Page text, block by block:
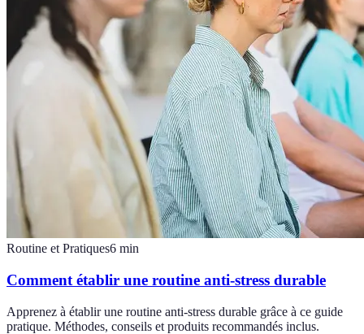
Routine et Pratiques6 min
Comment établir une routine anti-stress durable
Apprenez à établir une routine anti-stress durable grâce à ce guide
pratique. Méthodes, conseils et produits recommandés inclus.